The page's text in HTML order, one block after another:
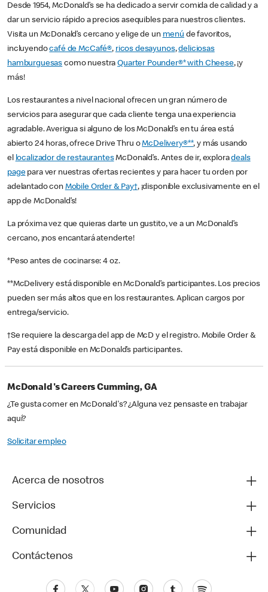
Desde 1954, McDonald’s se ha dedicado a servir comida de calidad y a
dar un servicio rápido a precios asequibles para nuestros clientes.
Visita un McDonald’s cercano y elige de un menú de favoritos,
incluyendocafé de McCafé®, ricos desayunos,deliciosas
hamburguesas como nuestraQuarter Pounder®* with Cheese, ¡y
más!
Los restaurantes a nivel nacional ofrecen un gran número de
servicios para asegurar que cada cliente tenga una experiencia
agradable. Averigua si alguno de los McDonald’s en tu área está
abierto 24 horas, ofrece Drive Thru oMcDelivery®**, y más usando
el localizador de restaurantesMcDonald’s. Antes de ir, exploradeals
pagepara ver nuestras ofertas recientes y para hacer tu orden por
adelantado con Mobile Order & Pay†, ¡disponible exclusivamente en el
app de McDonald’s!
La próxima vez que quieras darte un gustito, ve a un McDonald’s
cercano, ¡nos encantará atenderte!
*Peso antes de cocinarse: 4 oz.
**McDelivery está disponible en McDonald’s participantes. Los precios
pueden ser más altos que en los restaurantes. Aplican cargos por
entrega/servicio.
†Se requiere la descarga del app de McD y el registro. Mobile Order &
Pay está disponible en McDonald’s participantes.
McDonald's Careers Cumming, GA
¿Te gusta comer en McDonald's? ¿Alguna vez pensaste en trabajar
aquí?
Solicitar empleo
Acerca de nosotros
Servicios
Comunidad
Contáctenos